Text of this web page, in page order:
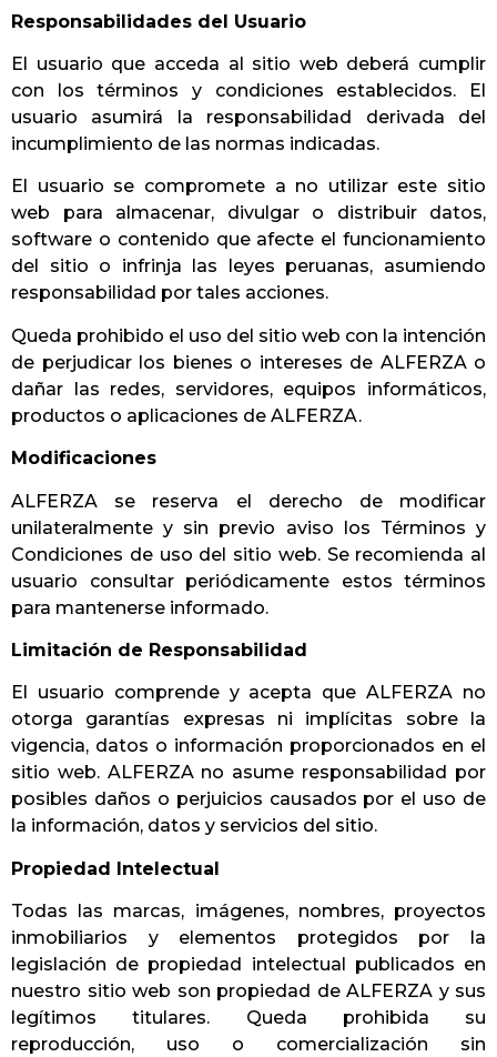
Responsabilidades del Usuario
El usuario que acceda al sitio web deberá cumplir
con los términos y condiciones establecidos. El
usuario asumirá la responsabilidad derivada del
incumplimiento de las normas indicadas.
El usuario se compromete a no utilizar este sitio
web para almacenar, divulgar o distribuir datos,
software o contenido que afecte el funcionamiento
del sitio o infrinja las leyes peruanas, asumiendo
responsabilidad por tales acciones.
Queda prohibido el uso del sitio web con la intención
de perjudicar los bienes o intereses de ALFERZA o
dañar las redes, servidores, equipos informáticos,
productos o aplicaciones de ALFERZA.
Modificaciones
ALFERZA se reserva el derecho de modificar
unilateralmente y sin previo aviso los Términos y
Condiciones de uso del sitio web. Se recomienda al
usuario consultar periódicamente estos términos
para mantenerse informado.
Limitación de Responsabilidad
El usuario comprende y acepta que ALFERZA no
otorga garantías expresas ni implícitas sobre la
vigencia, datos o información proporcionados en el
sitio web. ALFERZA no asume responsabilidad por
posibles daños o perjuicios causados por el uso de
la información, datos y servicios del sitio.
Propiedad Intelectual
Todas las marcas, imágenes, nombres, proyectos
inmobiliarios y elementos protegidos por la
legislación de propiedad intelectual publicados en
nuestro sitio web son propiedad de ALFERZA y sus
legítimos titulares. Queda prohibida su
reproducción, uso o comercialización sin